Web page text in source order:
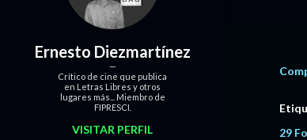
29
Ernesto Diezmartínez
Crítico de cine que publica
en Letras Libres y otros
lugares más... Miembro de
FIPRESCI.
VISITAR PERFIL